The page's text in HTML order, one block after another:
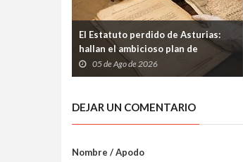
El Estatuto perdido de Asturias:
hallan el ambicioso plan de
autogobierno que la guerra
condenó al olvido
05 de Ago de 2026
DEJAR UN COMENTARIO
Nombre / Apodo